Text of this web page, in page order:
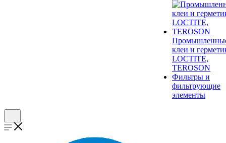
клеи и
LOCTITE,
TEROSON
Фильтры и
фильтрующие
элементы